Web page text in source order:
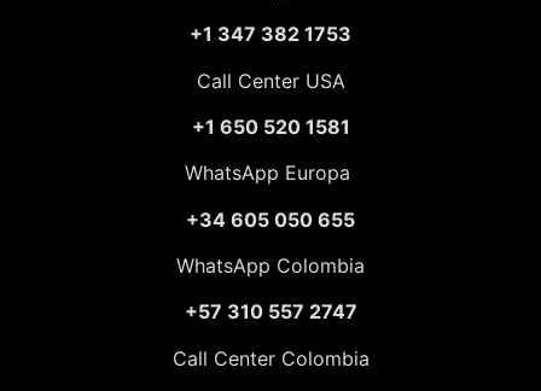
+1 347 382 1753
Call Center USA
+1 650 520 1581
WhatsApp Europa
+34 605 050 655
WhatsApp Colombia
+57 310 557 2747
Call Center Colombia